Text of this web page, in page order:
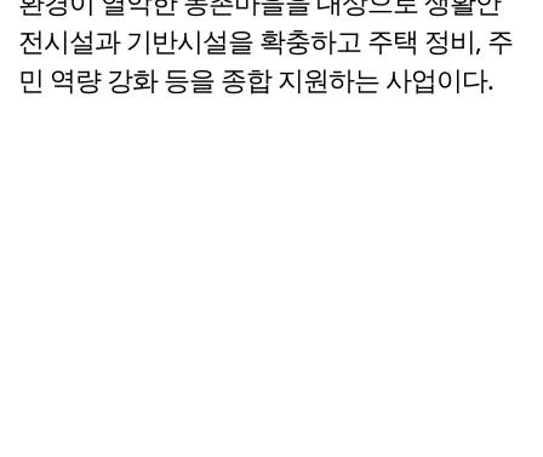
전시설과 기반시설을 확충하고 주택 정비, 주
민 역량 강화 등을 종합 지원하는 사업이다.